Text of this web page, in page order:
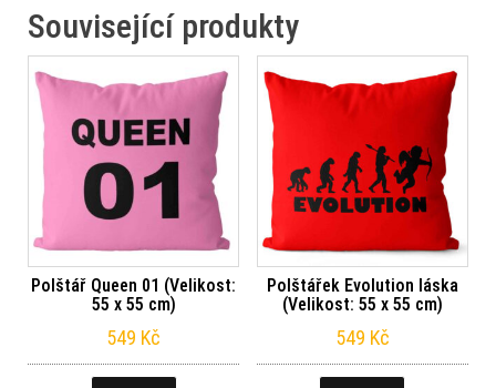
Související produkty
Polštář Queen 01 (Velikost:
55 x 55 cm)
549 Kč
Polštářek Evolution láska
(Velikost: 55 x 55 cm)
549 Kč